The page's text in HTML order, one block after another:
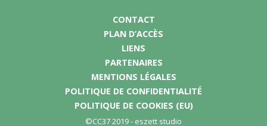
CONTACT
PLAN D’ACCÈS
LIENS
PARTENAIRES
MENTIONS LÉGALES
POLITIQUE DE CONFIDENTIALITÉ
POLITIQUE DE COOKIES (EU)
©CC37 2019 - eszett studio